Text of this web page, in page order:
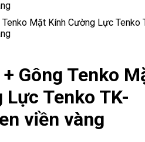
Gông Tenko
Lực Tenko TK-
viền vàng